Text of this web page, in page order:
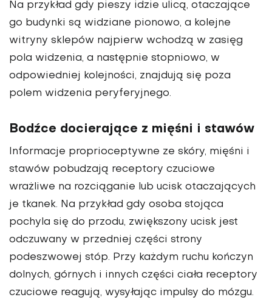
Na przykład gdy pieszy idzie ulicą, otaczające
go budynki są widziane pionowo, a kolejne
witryny sklepów najpierw wchodzą w zasięg
pola widzenia, a następnie stopniowo, w
odpowiedniej kolejności, znajdują się poza
polem widzenia peryferyjnego.
Bodźce docierające z mięśni i stawów
Informacje proprioceptywne ze skóry, mięśni i
stawów pobudzają receptory czuciowe
wrażliwe na rozciąganie lub ucisk otaczających
je tkanek. Na przykład gdy osoba stojąca
pochyla się do przodu, zwiększony ucisk jest
odczuwany w przedniej części strony
podeszwowej stóp. Przy każdym ruchu kończyn
dolnych, górnych i innych części ciała receptory
czuciowe reagują, wysyłając impulsy do mózgu.